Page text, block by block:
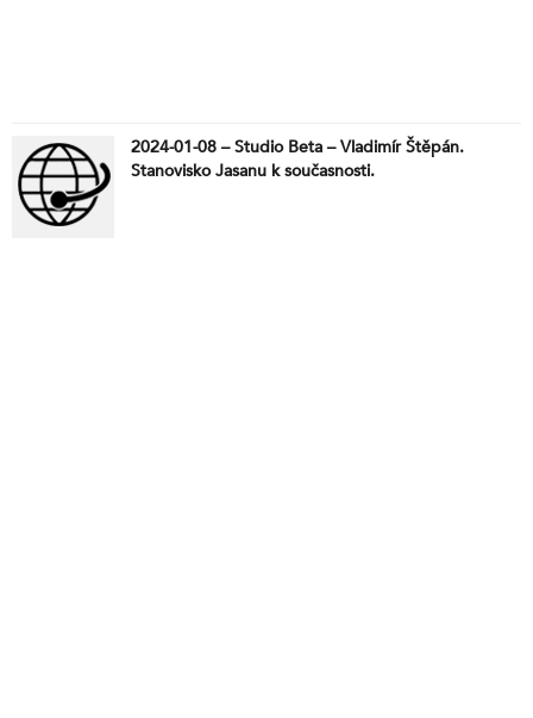
2024-01-08 – Studio Beta – Vladimír Štěpán.
Stanovisko Jasanu k současnosti.